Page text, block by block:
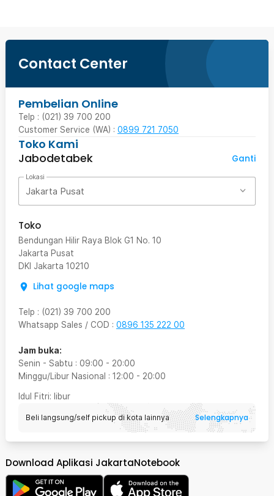
Contact Center
Pembelian Online
Telp : (021) 39 700 200
Customer Service (WA) : 0899 721 7050
Toko Kami
Jabodetabek
Ganti
Lokasi
Jakarta Pusat
Toko
Bendungan Hilir Raya Blok G1 No. 10
Jakarta Pusat
DKI Jakarta 10210
Lihat google maps
Telp : (021) 39 700 200
Whatsapp Sales / COD : 0896 135 222 00
Jam buka:
Senin - Sabtu : 09:00 - 20:00
Minggu/Libur Nasional : 12:00 - 20:00
Idul Fitri: libur
Beli langsung/self pickup di kota lainnya Selengkapnya
Download Aplikasi JakartaNotebook